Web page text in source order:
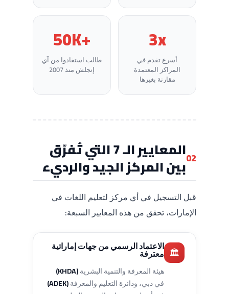
3x
أسرع تقدم في
المراكز المعتمدة
مقارنة بغيرها
+50K
طالب استفادوا من آي
إنجلش منذ 2007
02 المعايير الـ 7 التي تُفرّق
بين المركز الجيد والرديء
قبل التسجيل في أي مركز لتعليم اللغات في
الإمارات، تحقق من هذه المعايير السبعة:
🏛️ الاعتماد الرسمي من جهات إماراتية
معترفة
هيئة المعرفة والتنمية البشرية(KHDA)
في دبي، ودائرة التعليم والمعرفة(ADEK)